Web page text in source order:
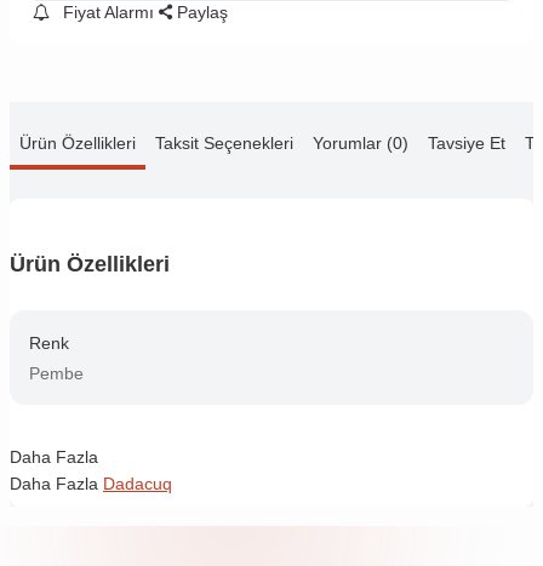
Fiyat Alarmı Paylaş
Ürün Özellikleri Taksit Seçenekleri Yorumlar (0) Tavsiye Et
Ürün Özellikleri
Renk
Pembe
Daha Fazla
Daha Fazla Dadacuq